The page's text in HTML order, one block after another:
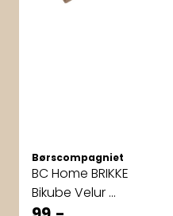
Børscompagniet
BC Home BRIKKE
Bikube Velur ...